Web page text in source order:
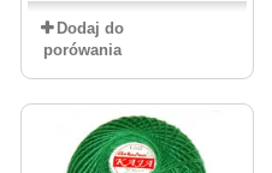
Dodaj do
porówania